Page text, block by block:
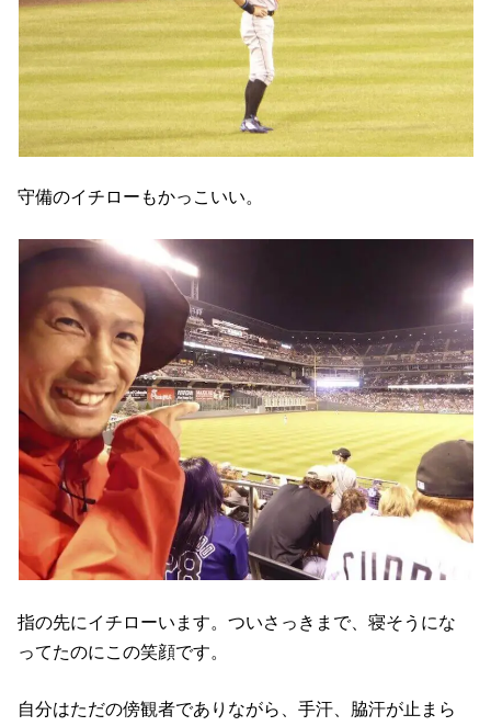
守備のイチローもかっこいい。
指の先にイチローいます。ついさっきまで、寝そうにな
ってたのにこの笑顔です。
自分はただの傍観者でありながら、手汗、脇汗が止まら